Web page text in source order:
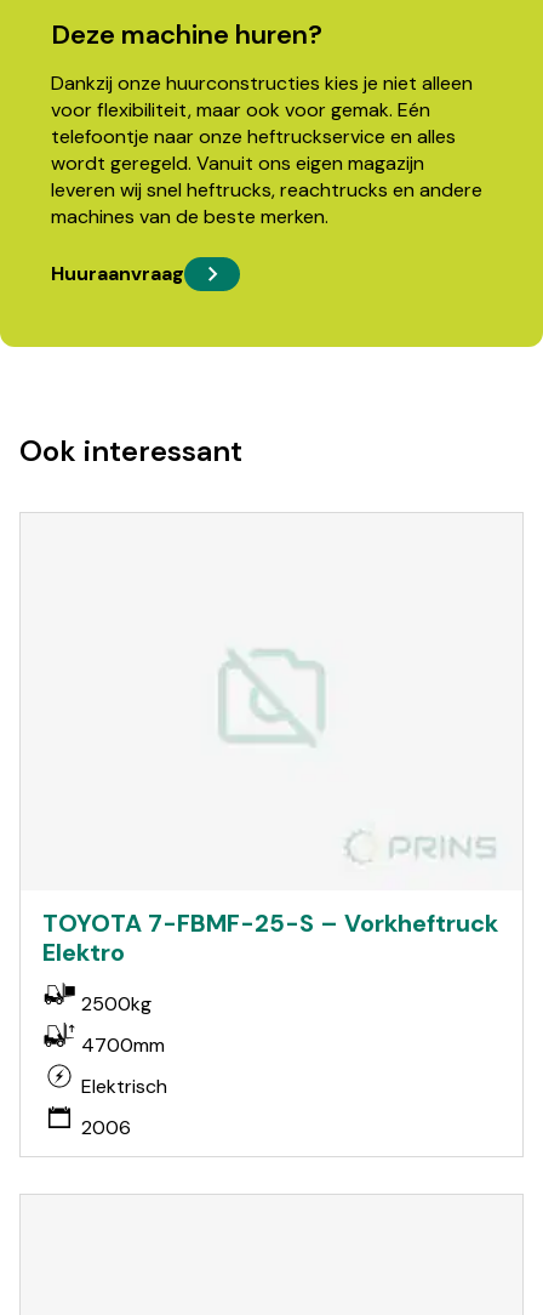
Deze machine huren?
Dankzij onze huurconstructies kies je niet alleen
voor flexibiliteit, maar ook voor gemak. Eén
telefoontje naar onze heftruckservice en alles
wordt geregeld. Vanuit ons eigen magazijn
leveren wij snel heftrucks, reachtrucks en andere
machines van de beste merken.
Huuraanvraag
Ook interessant
TOYOTA 7-FBMF-25-S – Vorkheftruck
Elektro
2500kg
4700mm
Elektrisch
2006